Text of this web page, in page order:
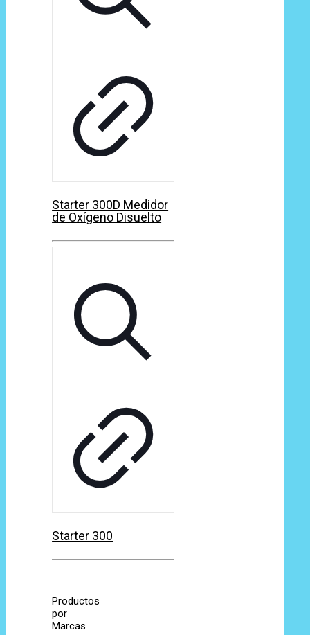
Starter 300D Medidor
de Oxígeno Disuelto
Starter 300
Productos
por
Marcas